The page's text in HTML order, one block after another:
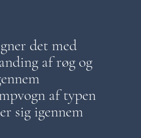
det med
af røg og
af typen
sig igennem